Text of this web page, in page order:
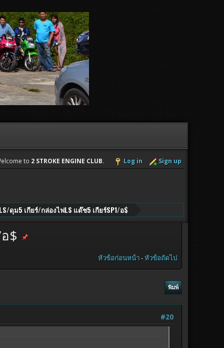
to 2 STROKE ENGINE CLUB. Log in Sign up
ดุม5 เกียร์/กล่องไฟLS แด๊ช5 เกียร์SP1/อ$
$
หัวข้อก่อนหน้า-หัวข้อถัดไป
พิมพ์
#20